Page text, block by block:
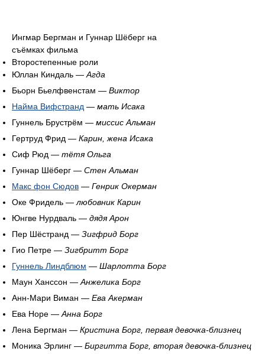
Ингмар Бергман и Гуннар Шёберг на
съёмках фильма
Второстепенные роли
Юллан Киндаль — Агда
Бьорн Бьелфвенстам — Виктор
Найма Вифстранд — мать Исака
Гуннель Брустрём — миссис Альман
Гертруд Фрид — Карин, жена Исака
Сиф Рюд — тётя Ольга
Гуннар Шёберг — Стен Альман
Макс фон Сюдов — Генрик Окерман
Оке Фридель — любовник Карин
Юнгве Нурдваль — дядя Арон
Пер Шёстранд — Зигфрид Борг
Гио Петре — Зигбритт Борг
Гуннель Линдблюм — Шарлотта Борг
Маун Ханссон — Анжелика Борг
Анн-Мари Виман — Ева Акерман
Ева Норе — Анна Борг
Лена Бергман — Кристина Борг, первая девочка-близнец
Моника Эрлинг — Биргитта Борг, вторая девочка-близнец